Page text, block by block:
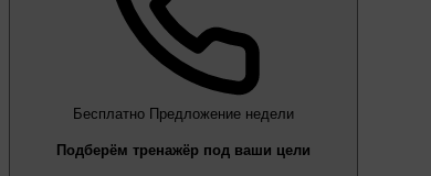
Бесплатно Предложение недели
Подберём тренажёр под ваши цели